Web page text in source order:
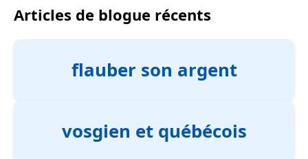
Articles de blogue récents
flauber son argent
vosgien et québécois